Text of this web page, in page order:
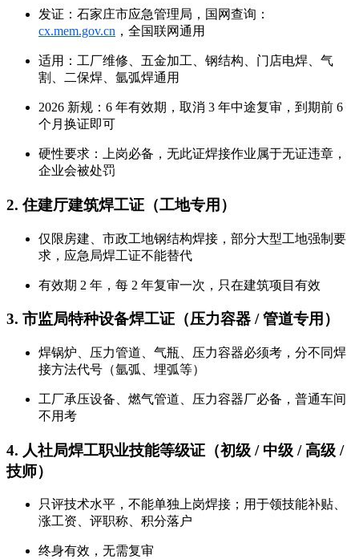
发证：石家庄市应急管理局，国网查询：
cx.mem.gov.cn ，全国联网通用
适用：工厂维修、五金加工、钢结构、门店电焊、气
割、二保焊、氩弧焊通用
2026 新规：6 年有效期， 取消 3 年中途复审 ，到期前 6
个月换证即可
硬性要求：上岗必备，无此证焊接作业属于无证违章，
企业会被处罚
2. 住建厅建筑焊工证（工地专用）
仅限房建、市政工地钢结构焊接，部分大型工地强制要
求，应急局焊工证不能替代
有效期 2 年，每 2 年复审一次，只在建筑项目有效
3. 市监局特种设备焊工证（压力容器 / 管道专用）
焊锅炉、压力管道、气瓶、压力容器必须考，分不同焊
接方法代号（氩弧、埋弧等）
工厂承压设备、燃气管道、压力容器厂必备，普通车间
不用考
4. 人社局焊工职业技能等级证（初级 / 中级 / 高级 /
技师）
只评技术水平， 不能单独上岗焊接 ；用于领技能补贴、
涨工资、评职称、积分落户
终身有效，无需复审